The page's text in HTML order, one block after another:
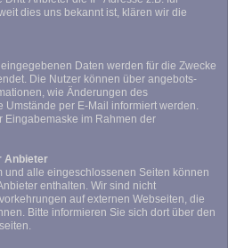
Daten werden für die Zwecke
Die Nutzer können über angebots-
wie Änderungen des
per E-Mail informiert werden.
Eingabemaske im Rahmen der
Anbieter
Seiten können